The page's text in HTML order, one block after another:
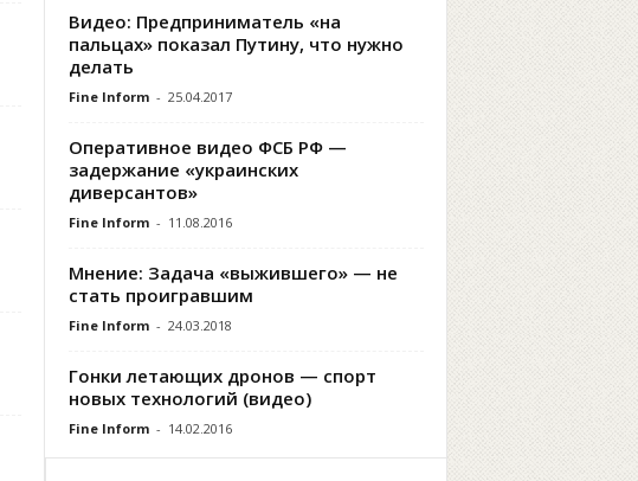
Видео: Предприниматель «на
пальцах» показал Путину, что нужно
делать
Fine Inform - 25.04.2017
Оперативное видео ФСБ РФ —
задержание «украинских
диверсантов»
Fine Inform - 11.08.2016
Мнение: Задача «выжившего» — не
стать проигравшим
Fine Inform - 24.03.2018
Гонки летающих дронов — спорт
новых технологий (видео)
Fine Inform - 14.02.2016